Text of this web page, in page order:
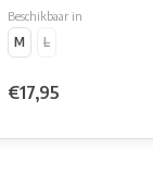
Beschikbaar in
M
L
€17,95